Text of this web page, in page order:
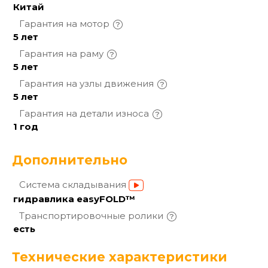
Китай
Гарантия на мотор
5 лет
Гарантия на раму
5 лет
Гарантия на узлы движения
5 лет
Гарантия на детали износа
1 год
Дополнительно
Система складывания
гидравлика easyFOLD™
Транспортировочные ролики
есть
Технические характеристики